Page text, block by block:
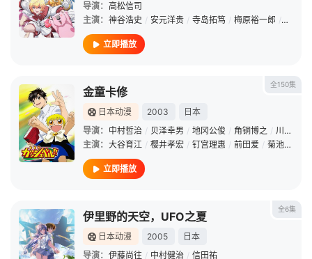
导演： 高松信司
主演： 神谷浩史 / 安元洋贵 / 寺岛拓笃 / 梅原裕一郎 / 西山宏
立即播放
全150集
金童卡修
日本动漫 2003
日本
导演： 中村哲治 / 贝泽幸男 / 地冈公俊 / 角铜博之 / 川田武范
主演： 大谷育江 / 樱井孝宏 / 钉宫理惠 / 前田爱 / 菊池正美
立即播放
全6集
伊里野的天空，UFO之夏
日本动漫 2005
日本
导演： 伊藤尚往 / 中村健治 / 信田祐